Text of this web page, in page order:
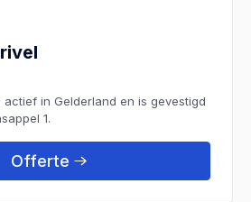
actief in Gelderland en is gevestigd
1.
Offerte